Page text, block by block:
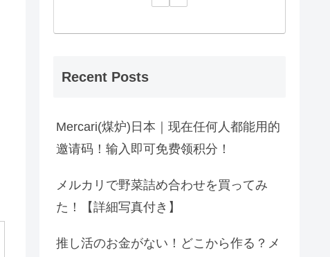
Recent Posts
Mercari(煤炉)日本｜现在任何人都能用的
邀请码！输入即可免费领积分！
メルカリで野菜詰め合わせを買ってみ
た！【詳細写真付き】
推し活のお金がない！どこから作る？メ